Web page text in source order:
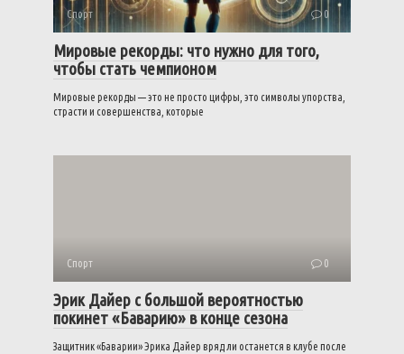
Спорт 0
Мировые рекорды: что нужно для того,
чтобы стать чемпионом
Мировые рекорды — это не просто цифры, это символы упорства,
страсти и совершенства, которые
Спорт 0
Эрик Дайер с большой вероятностью
покинет «Баварию» в конце сезона
Защитник «Баварии» Эрика Дайер вряд ли останется в клубе после